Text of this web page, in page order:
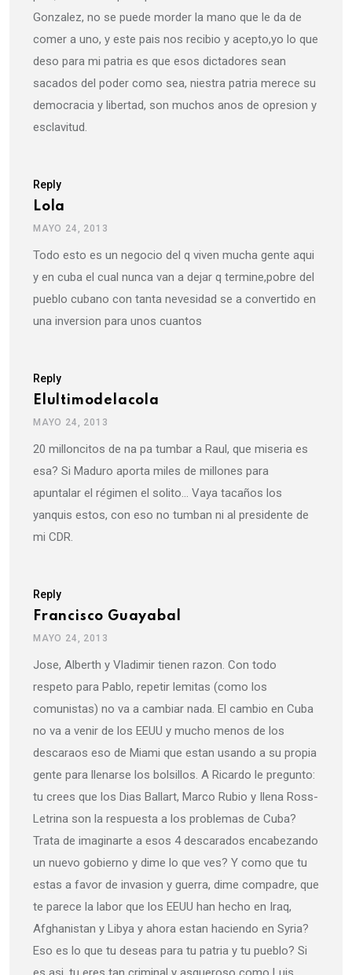
Gonzalez, no se puede morder la mano que le da de
comer a uno, y este pais nos recibio y acepto,yo lo que
deso para mi patria es que esos dictadores sean
sacados del poder como sea, niestra patria merece su
democracia y libertad, son muchos anos de opresion y
esclavitud.
Reply
Lola
MAYO 24, 2013
Todo esto es un negocio del q viven mucha gente aqui
y en cuba el cual nunca van a dejar q termine,pobre del
pueblo cubano con tanta nevesidad se a convertido en
una inversion para unos cuantos
Reply
Elultimodelacola
MAYO 24, 2013
20 milloncitos de na pa tumbar a Raul, que miseria es
esa? Si Maduro aporta miles de millones para
apuntalar el régimen el solito… Vaya tacaños los
yanquis estos, con eso no tumban ni al presidente de
mi CDR.
Reply
Francisco Guayabal
MAYO 24, 2013
Jose, Alberth y Vladimir tienen razon. Con todo
respeto para Pablo, repetir lemitas (como los
comunistas) no va a cambiar nada. El cambio en Cuba
no va a venir de los EEUU y mucho menos de los
descaraos eso de Miami que estan usando a su propia
gente para llenarse los bolsillos. A Ricardo le pregunto:
tu crees que los Dias Ballart, Marco Rubio y Ilena Ross-
Letrina son la respuesta a los problemas de Cuba?
Trata de imaginarte a esos 4 descarados encabezando
un nuevo gobierno y dime lo que ves? Y como que tu
estas a favor de invasion y guerra, dime compadre, que
te parece la labor que los EEUU han hecho en Iraq,
Afghanistan y Libya y ahora estan haciendo en Syria?
Eso es lo que tu deseas para tu patria y tu pueblo? Si